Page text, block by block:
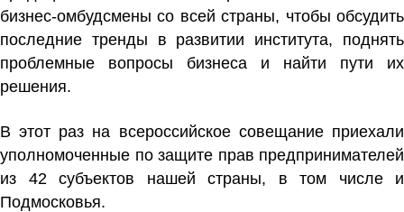
бизнес-омбудсмены со всей страны, чтобы обсудить
последние тренды в развитии института, поднять
проблемные вопросы бизнеса и найти пути их
решения.
В этот раз на всероссийское совещание приехали
уполномоченные по защите прав предпринимателей
из 42 субъектов нашей страны, в том числе и
Подмосковья.